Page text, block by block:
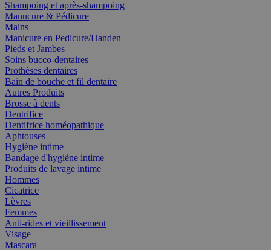
Shampoing et après-shampoing
Manucure & Pédicure
Mains
Manicure en Pedicure/Handen
Pieds et Jambes
Soins bucco-dentaires
Prothèses dentaires
Bain de bouche et fil dentaire
Autres Produits
Brosse à dents
Dentrifice
Dentifrice homéopathique
Aphtouses
Hygiène intime
Bandage d'hygiène intime
Produits de lavage intime
Hommes
Cicatrice
Lèvres
Femmes
Anti-rides et vieillissement
Visage
Mascara